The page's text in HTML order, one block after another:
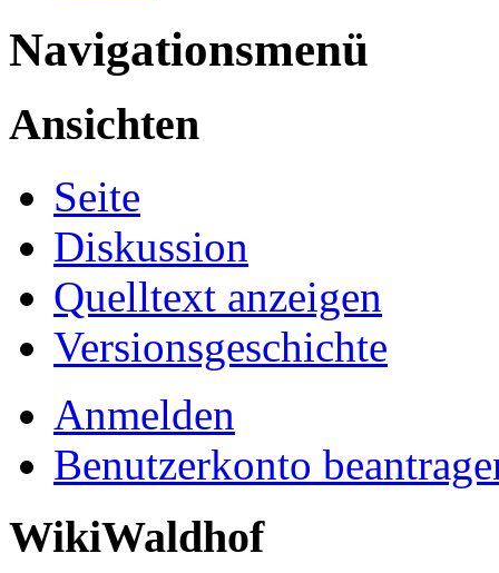
Navigationsmenü
Ansichten
Seite
Diskussion
Quelltext anzeigen
Versionsgeschichte
Anmelden
Benutzerkonto
WikiWaldhof